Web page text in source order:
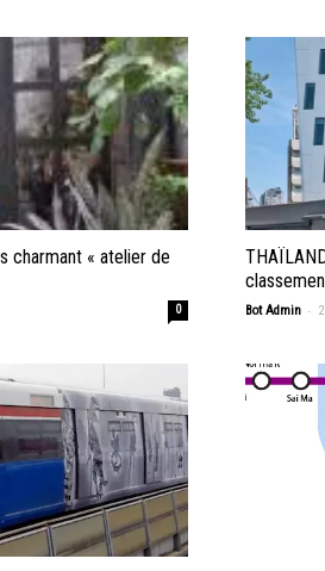
charmant « atelier de
0 Bot Admin -